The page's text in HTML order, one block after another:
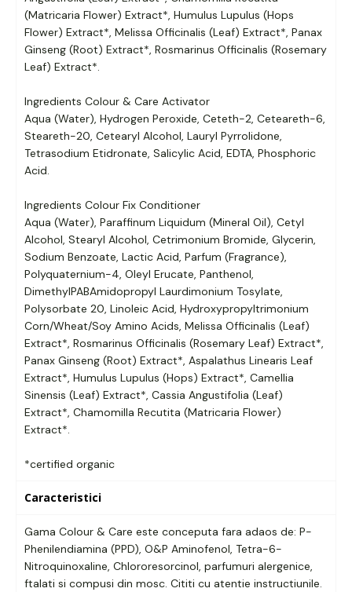
(Matricaria Flower) Extract*, Humulus Lupulus (Hops
Flower) Extract*, Melissa Officinalis (Leaf) Extract*, Panax
Ginseng (Root) Extract*, Rosmarinus Officinalis (Rosemary
Leaf) Extract*.
Ingredients Colour & Care Activator
Aqua (Water), Hydrogen Peroxide, Ceteth-2, Ceteareth-6,
Steareth-20, Cetearyl Alcohol, Lauryl Pyrrolidone,
Tetrasodium Etidronate, Salicylic Acid, EDTA, Phosphoric
Acid.
Ingredients Colour Fix Conditioner
Aqua (Water), Paraffinum Liquidum (Mineral Oil), Cetyl
Alcohol, Stearyl Alcohol, Cetrimonium Bromide, Glycerin,
Sodium Benzoate, Lactic Acid, Parfum (Fragrance),
Polyquaternium-4, Oleyl Erucate, Panthenol,
DimethylPABAmidopropyl Laurdimonium Tosylate,
Polysorbate 20, Linoleic Acid, Hydroxypropyltrimonium
Corn/Wheat/Soy Amino Acids, Melissa Officinalis (Leaf)
Extract*, Rosmarinus Officinalis (Rosemary Leaf) Extract*,
Panax Ginseng (Root) Extract*, Aspalathus Linearis Leaf
Extract*, Humulus Lupulus (Hops) Extract*, Camellia
Sinensis (Leaf) Extract*, Cassia Angustifolia (Leaf)
Extract*, Chamomilla Recutita (Matricaria Flower)
Extract*.
*certified organic
Caracteristici
Gama Colour & Care este conceputa fara adaos de: P-
Phenilendiamina (PPD), O&P Aminofenol, Tetra-6-
Nitroquinoxaline, Chlororesorcinol, parfumuri alergenice,
ftalati si compusi din mosc. Cititi cu atentie instructiunile.